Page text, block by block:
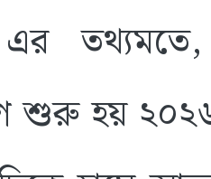
তথ্যমতে,
শুরু হয় ২০২৬